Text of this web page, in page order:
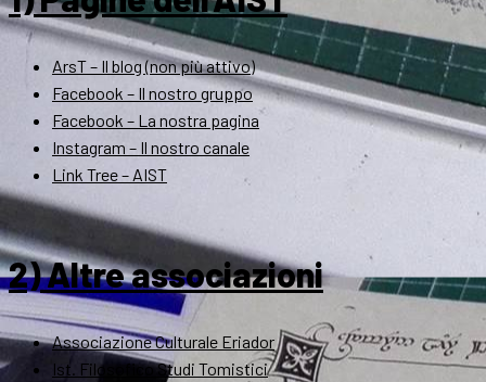
ArsT – Il blog (non più attivo)
Facebook – Il nostro gruppo
Facebook – La nostra pagina
Instagram – Il nostro canale
Link Tree – AIST
2) Altre associazioni
Associazione Culturale Eriador
Ist. Filosofico Studi Tomistici